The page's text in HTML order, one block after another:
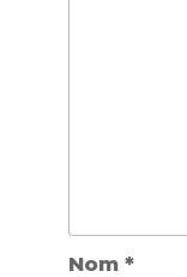
Nom *